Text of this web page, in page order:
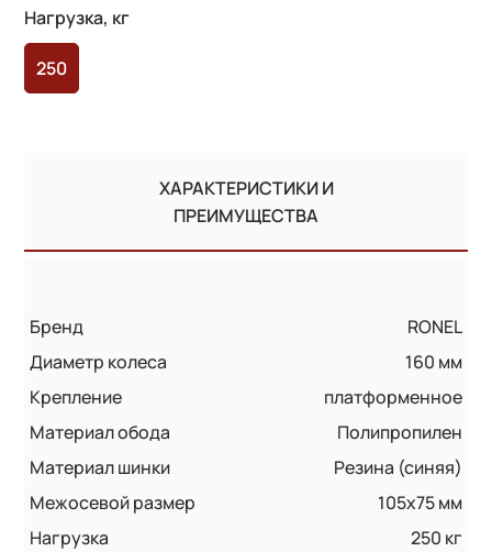
Нагрузка, кг
250
ХАРАКТЕРИСТИКИ И
ПРЕИМУЩЕСТВА
Бренд
RONEL
Диаметр колеса
160 мм
Крепление
платформенное
Материал обода
Полипропилен
Материал шинки
Резина (синяя)
Межосевой размер
105x75 мм
Нагрузка
250 кг